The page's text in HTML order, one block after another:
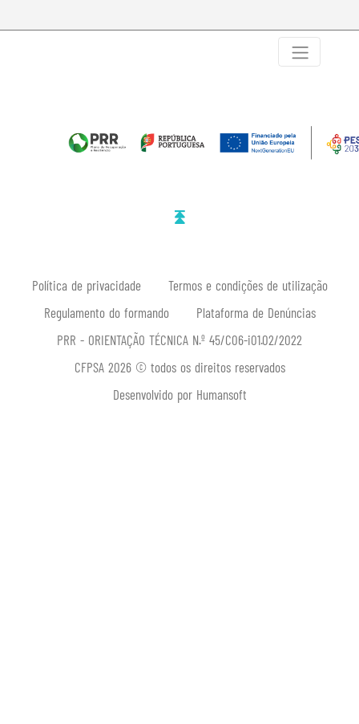
Política de privacidade
Termos e condições de utilização
Regulamento do formando
Plataforma de Denúncias
PRR - ORIENTAÇÃO TÉCNICA N.º 45/C06-i01.02/2022
CFPSA 2026 © todos os direitos reservados
Desenvolvido por Humansoft